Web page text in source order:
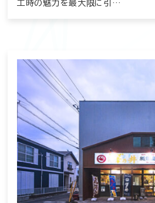
工時の魅力を最大限に引…